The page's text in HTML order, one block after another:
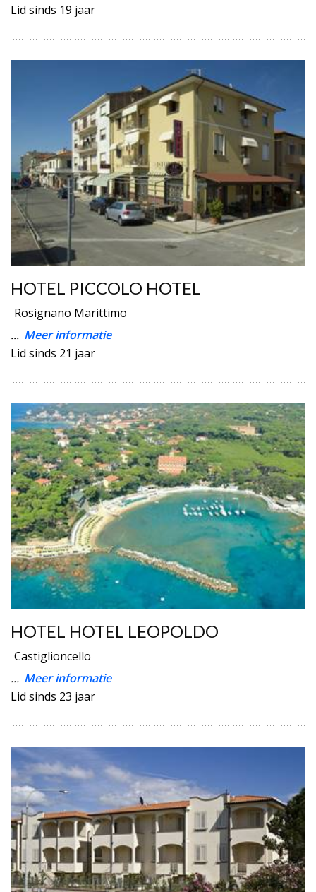
Lid sinds 19 jaar
HOTEL PICCOLO HOTEL
Rosignano Marittimo
... Meer informatie
Lid sinds 21 jaar
HOTEL HOTEL LEOPOLDO
Castiglioncello
... Meer informatie
Lid sinds 23 jaar